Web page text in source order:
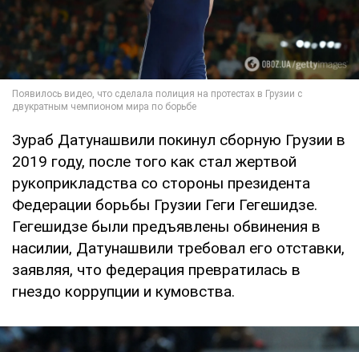
Зураб Датунашвили покинул сборную Грузии в
2019 году, после того как стал жертвой
рукоприкладства со стороны президента
Федерации борьбы Грузии Геги Гегешидзе.
Гегешидзе были предъявлены обвинения в
насилии, Датунашвили требовал его отставки,
заявляя, что федерация превратилась в
гнездо коррупции и кумовства.